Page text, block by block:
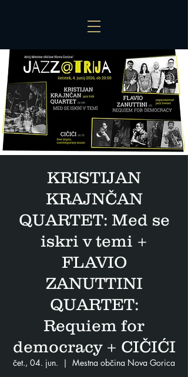
KRISTIJAN
KRAJNČAN
QUARTET: Med se
iskri v temi +
FLAVIO
ZANUTTINI
QUARTET:
Requiem for
democracy + CIČIĆI
čet., 04. jun.
  |
Mestna občina Nova Gorica